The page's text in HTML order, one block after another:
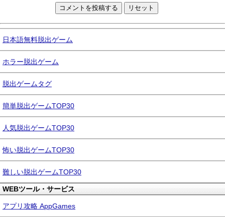
日本語無料脱出ゲーム
ホラー脱出ゲーム
脱出ゲームタグ
簡単脱出ゲームTOP30
人気脱出ゲームTOP30
怖い脱出ゲームTOP30
難しい脱出ゲームTOP30
WEBツール・サービス
アプリ攻略 AppGames